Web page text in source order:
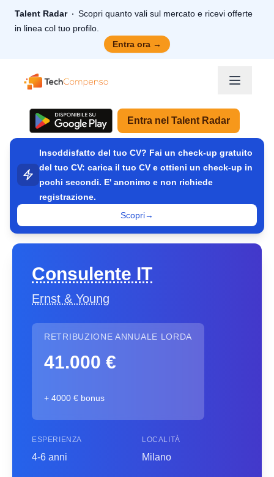
Talent Radar
Scopri quanto vali sul mercato e ricevi offerte
in linea col tuo profilo.
Entra ora →
TechCompenso
Entra nel Talent Radar
Insoddisfatto del tuo CV? Fai un check-up gratuito
del tuo CV: carica il tuo CV e ottieni un check-up in
pochi secondi. E' anonimo e non richiede
registrazione.
Scopri→
Consulente IT
Ernst & Young
RETRIBUZIONE ANNUALE LORDA
41.000 €
+ 4000 € bonus
ESPERIENZA
4-6 anni
LOCALITÀ
Milano